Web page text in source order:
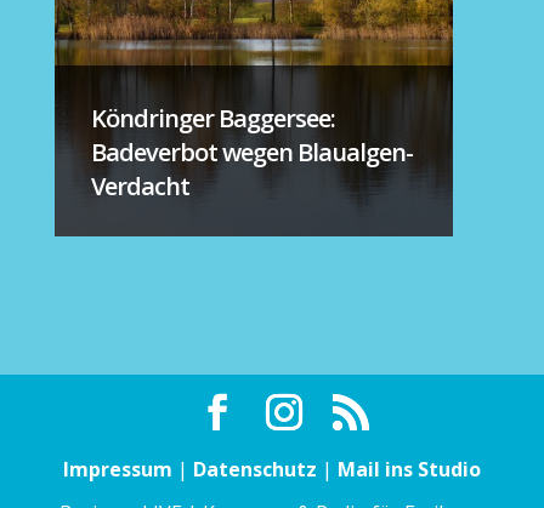
Köndringer Baggersee:
Badeverbot wegen Blaualgen-
Verdacht
Impressum | Datenschutz | Mail ins Studio